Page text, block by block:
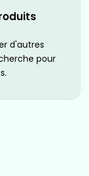
d'autres
pour